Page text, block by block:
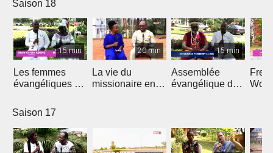
Saison 18
15 min
Les femmes
évangéliques du
20 min
La vie du
missionaire en
15 min
Assemblée
évangélique de
Free
Saison 17